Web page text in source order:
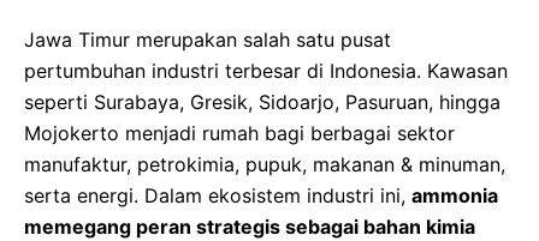
Jawa Timur merupakan salah satu pusat
pertumbuhan industri terbesar di Indonesia. Kawasan
seperti Surabaya, Gresik, Sidoarjo, Pasuruan, hingga
Mojokerto menjadi rumah bagi berbagai sektor
manufaktur, petrokimia, pupuk, makanan & minuman,
serta energi. Dalam ekosistem industri ini, ammonia
memegang peran strategis sebagai bahan kimia